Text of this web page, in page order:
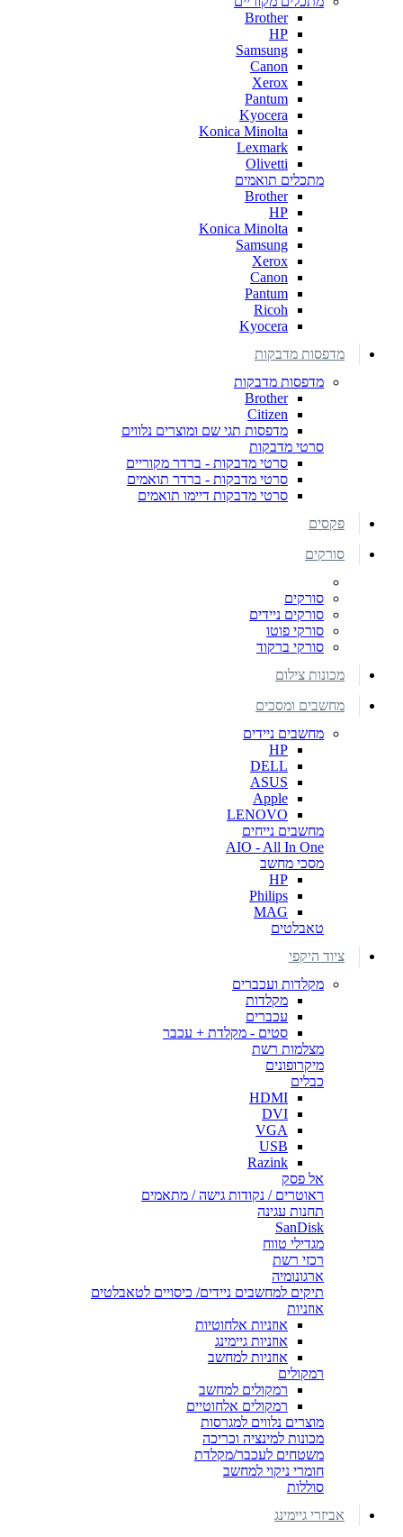
Brother
HP
Samsung
Canon
Xerox
Pantum
Kyocera
Konica Minolta
Lexmark
Olivetti
מתכלים תואמים
Brother
HP
Konica Minolta
Samsung
Xerox
Canon
Pantum
Ricoh
Kyocera
מדפסות מדבקות
מדפסות מדבקות
Brother
Citizen
מדפסות תגי שם ומוצרים נלווים
סרטי מדבקות
סרטי מדבקות - ברדר מקוריים
סרטי מדבקות - ברדר תואמים
סרטי מדבקות דיימו תואמים
פקסים
סורקים
סורקים
סורקים ניידים
סורקי פוטו
סורקי ברקוד
מכונות צילום
מחשבים ומסכים
מחשבים ניידים
HP
DELL
ASUS
Apple
LENOVO
מחשבים נייחים
AIO - All In One
מסכי מחשב
HP
Philips
MAG
טאבלטים
ציוד היקפי
מקלדות ועכברים
מקלדות
עכברים
סטים - מקלדת + עכבר
מצלמות רשת
מיקרופונים
כבלים
HDMI
DVI
VGA
USB
Razink
אל פסק
ראוטרים / נקודות גישה / מתאמים
תחנות עגינה
SanDisk
מגדילי טווח
רכזי רשת
ארגונומיה
תיקים למחשבים ניידים/ כיסויים לטאבלטים
אוזניות
אוזניות אלחוטיות
אוזניות גיימינג
אוזניות למחשב
רמקולים
רמקולים למחשב
רמקולים אלחוטיים
מוצרים נלווים למגרסות
מכונות למינציה וכריכה
משטחים לעכבר/מקלדת
חומרי ניקוי למחשב
סוללות
אביזרי גיימינג